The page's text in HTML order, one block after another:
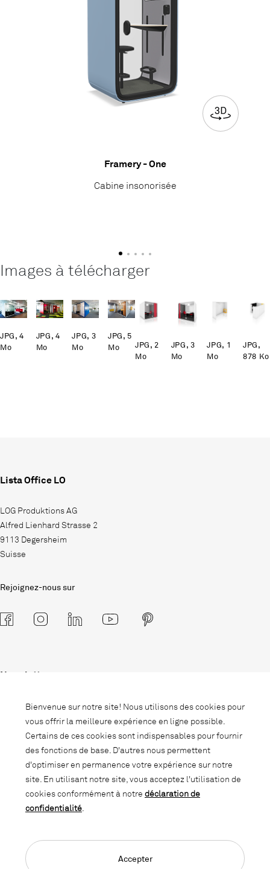
Framery - One
Cabine insonorisée
Images à télécharger
JPG, 4
Mo
JPG, 4
Mo
JPG, 3
Mo
JPG, 5
Mo
JPG, 2
Mo
JPG, 3
Mo
JPG, 1
Mo
JPG,
878 Ko
Lista Office LO
LOG Produktions AG
Alfred Lienhard Strasse 2
9113 Degersheim
Suisse
Rejoignez-nous sur
Newsletter
Abonnez-vous à notre newsletter et
soyez informé des promotions, des
nouveautés et des trends d'intérieur.
Bienvenue sur notre site! Nous utilisons des cookies pour
vous offrir la meilleure expérience en ligne possible.
Certains de ces cookies sont indispensables pour fournir
des fonctions de base. D'autres nous permettent
d'optimiser en permanence votre expérience sur notre
site. En utilisant notre site, vous acceptez l'utilisation de
cookies conformément à notre déclaration de
confidentialité
Accepter